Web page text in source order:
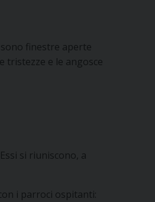
finestre aperte
tristezze e le angosce
si riuniscono, a
i parroci ospitanti: